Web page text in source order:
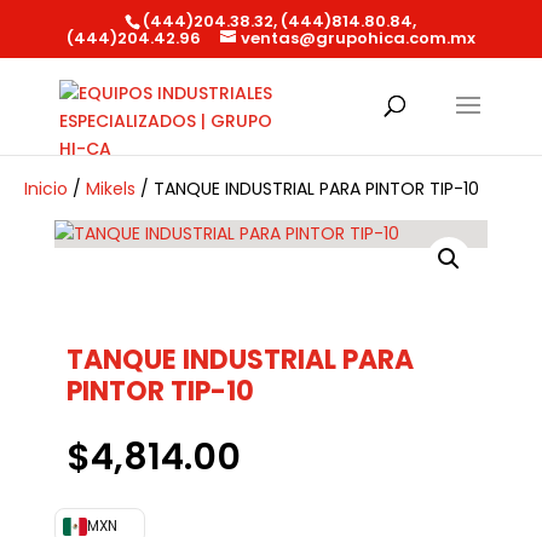
(444)204.38.32, (444)814.80.84,
(444)204.42.96 ventas@grupohica.com.mx
Inicio / Mikels / TANQUE INDUSTRIAL PARA PINTOR TIP-10
TANQUE INDUSTRIAL PARA
PINTOR TIP-10
$4,814.00
MXN